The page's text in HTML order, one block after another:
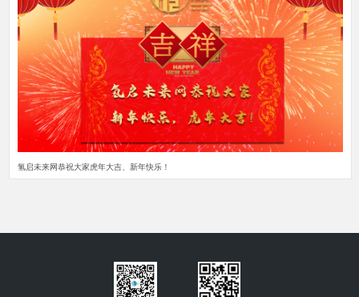
氢启未来网恭祝大家虎年大吉、新年快乐！